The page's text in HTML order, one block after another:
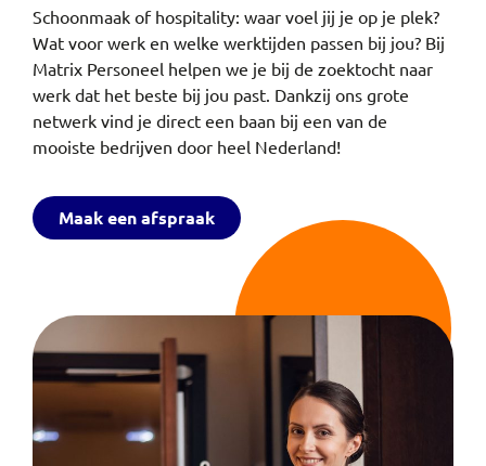
Schoonmaak of hospitality: waar voel jij je op je plek?
Wat voor werk en welke werktijden passen bij jou? Bij
Matrix Personeel helpen we je bij de zoektocht naar
werk dat het beste bij jou past. Dankzij ons grote
netwerk vind je direct een baan bij een van de
mooiste bedrijven door heel Nederland!
Maak een afspraak